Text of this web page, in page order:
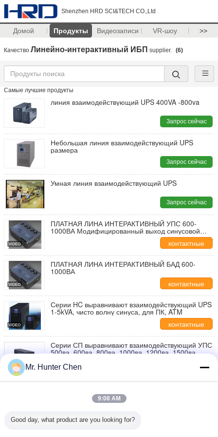
Shenzhen HRD SCI&TECH CO.,Ltd
Домой Продукты Видеозаписи VR-шоу >>
Качество Линейно-интерактивный ИБП supplier. (6)
Самые лучшие продукты
линия взаимодействующий UPS 400VA -800va
Запрос сейчас
Небольшая линия взаимодействующий UPS
размера
Запрос сейчас
Умная линия взаимодействующий UPS
Запрос сейчас
ПЛАТНАЯ ЛИНА ИНТЕРАКТИВНЫЙ УПС 600-
1000ВА Модифицированный выход синусовой
контактные
данные
ПЛАТНАЯ ЛИНА ИНТЕРАКТИВНЫЙ БАД 600-
1000ВА
контактные
данные
Серии HC выравнивают взаимодействующий UPS
1-5kVA, чисто волну синуса, для ПК, ATM
контактные
данные
Серии СП выравнивают взаимодействующий УПС
500ва, 600ва, 800ва, 1000ва, 1200ва, 1500ва
500va-1500va
Серии силы UPS умные выравнивают
Mr. Hunter Chen
9:08 AM
Good day, what product are you looking for?